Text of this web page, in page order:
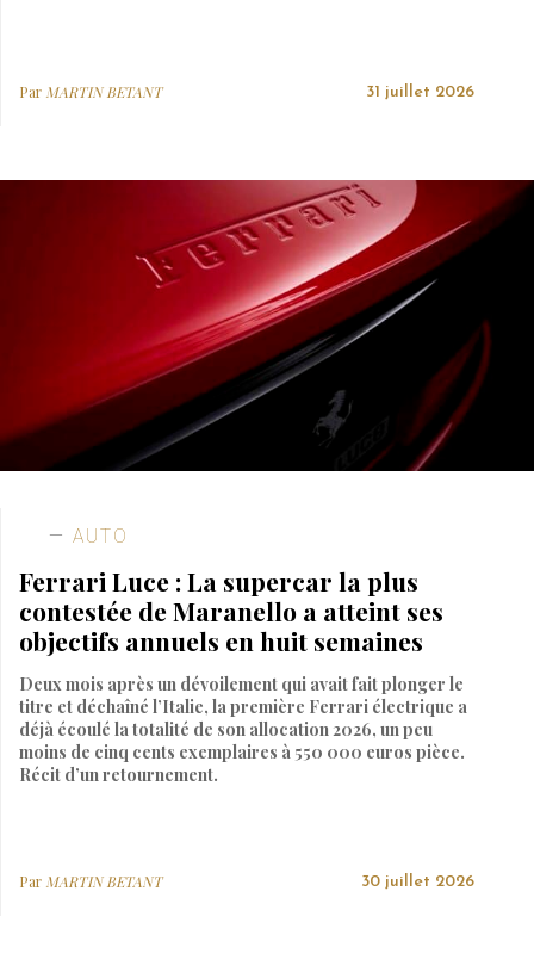
ParMARTIN BETANT 31 juillet 2026
AUTO
Ferrari Luce : La supercar la plus
contestée de Maranello a atteint ses
objectifs annuels en huit semaines
Deux mois après un dévoilement qui avait fait plonger le
titre et déchaîné l’Italie, la première Ferrari électrique a
déjà écoulé la totalité de son allocation 2026, un peu
moins de cinq cents exemplaires à 550 000 euros pièce.
Récit d’un retournement.
Par MARTIN BETANT 30 juillet 2026